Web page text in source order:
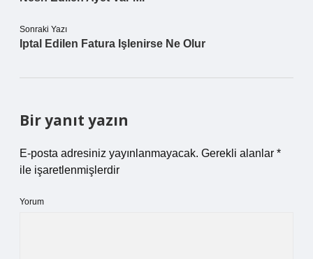
Sonraki Yazı
Iptal Edilen Fatura Işlenirse Ne Olur
Bir yanıt yazın
E-posta adresiniz yayınlanmayacak. Gerekli alanlar *
ile işaretlenmişlerdir
Yorum